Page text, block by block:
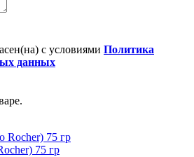
с условиями Политика
данных
75 гр